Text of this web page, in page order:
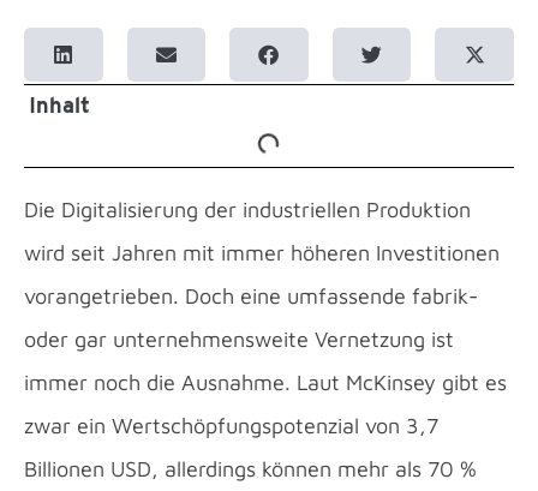
Inhalt
Die Digitalisierung der industriellen Produktion
wird seit Jahren mit immer höheren Investitionen
vorangetrieben. Doch eine umfassende fabrik-
oder gar unternehmensweite Vernetzung ist
immer noch die Ausnahme. Laut McKinsey gibt es
zwar ein Wertschöpfungspotenzial von 3,7
Billionen USD, allerdings können mehr als 70 %